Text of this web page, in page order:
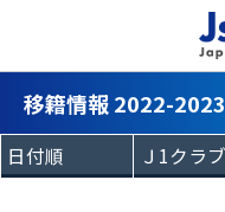
移籍情報 2022-2023